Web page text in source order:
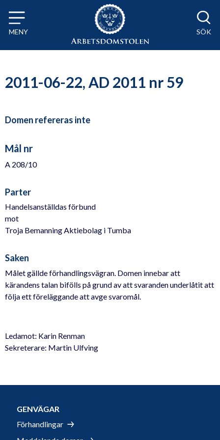
Till innehåll på sidan x
MENY SÖK
2011-06-22, AD 2011 nr 59
Domen refereras inte
Mål nr
A 208/10
Parter
Handelsanställdas förbund
mot
Troja Bemanning Aktiebolag i Tumba
Saken
Målet gällde förhandlingsvägran. Domen innebar att
kärandens talan bifölls på grund av att svaranden underlåtit att
följa ett föreläggande att avge svaromål.
Ledamot: Karin Renman
Sekreterare: Martin Ulfving
GENVÄGAR
Förhandlingar